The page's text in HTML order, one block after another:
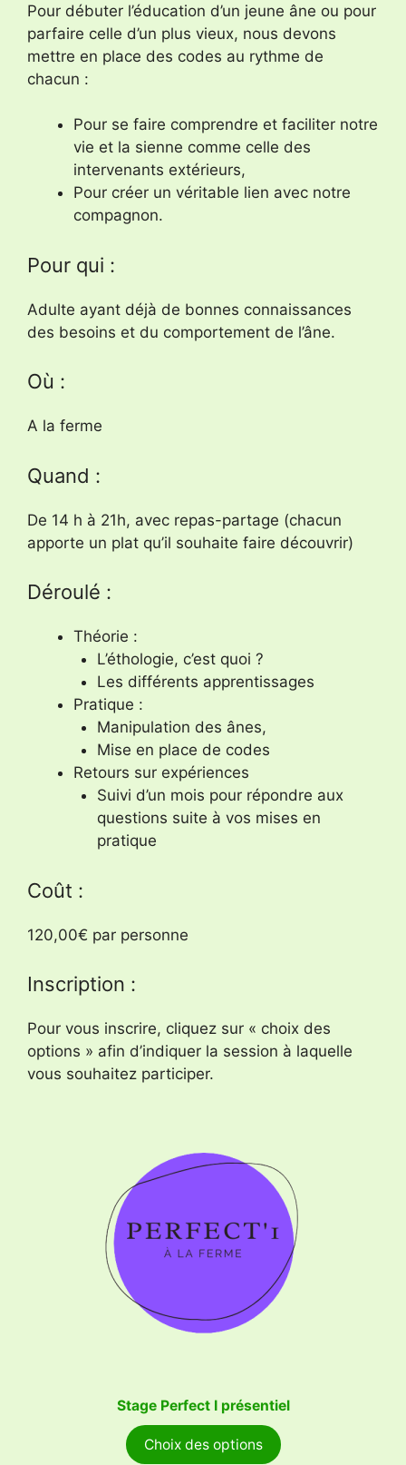
Pour débuter l’éducation d’un jeune âne ou pour
parfaire celle d’un plus vieux, nous devons
mettre en place des codes au rythme de
chacun :
Pour se faire comprendre et faciliter notre
vie et la sienne comme celle des
intervenants extérieurs,
Pour créer un véritable lien avec notre
compagnon.
Pour qui :
Adulte ayant déjà de bonnes connaissances
des besoins et du comportement de l’âne.
Où :
A la ferme
Quand :
De 14 h à 21h, avec repas-partage (chacun
apporte un plat qu’il souhaite faire découvrir)
Déroulé :
Théorie :
L’éthologie, c’est quoi ?
Les différents apprentissages
Pratique :
Manipulation des ânes,
Mise en place de codes
Retours sur expériences
Suivi d’un mois pour répondre aux
questions suite à vos mises en
pratique
Coût :
120,00€ par personne
Inscription :
Pour vous inscrire, cliquez sur « choix des
options » afin d’indiquer la session à laquelle
vous souhaitez participer.
Stage Perfect I présentiel
Choix des options